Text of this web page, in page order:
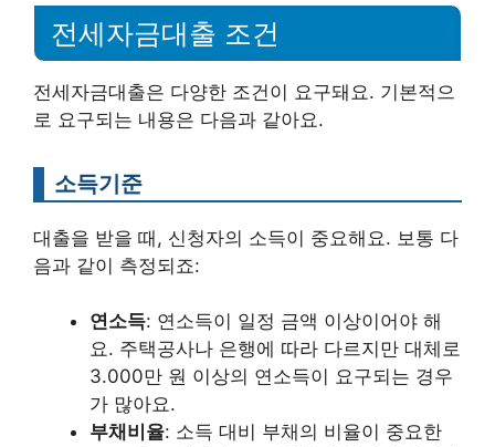
전세자금대출 조건
전세자금대출은 다양한 조건이 요구돼요. 기본적으
로 요구되는 내용은 다음과 같아요.
소득기준
대출을 받을 때, 신청자의 소득이 중요해요. 보통 다
음과 같이 측정되죠:
연소득: 연소득이 일정 금액 이상이어야 해
요. 주택공사나 은행에 따라 다르지만 대체로
3.000만 원 이상의 연소득이 요구되는 경우
가 많아요.
부채비율: 소득 대비 부채의 비율이 중요한